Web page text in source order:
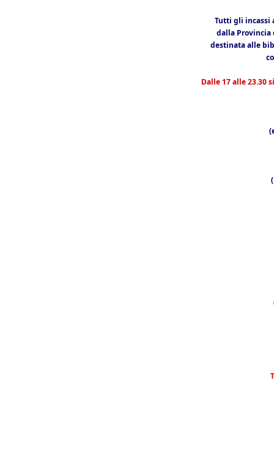
Tutti gli incassi
dalla Provincia
destinata alle
Dalle 17 alle 23.30